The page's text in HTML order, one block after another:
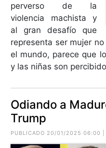
perverso de la
violencia machista y
al gran desafío que
representa ser mujer
el mundo, parece que
y las niñas son
Odiando a
Trump
PUBLICADO 20/01/2025 06:00 |